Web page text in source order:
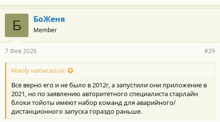
Б БоЖеня
Member
7 Фев 2026 #29
Marily написал(а):
Все верно его и не было в 2012г, а запустили они приложение в
2021, но по заявлению авторитетного специалиста старлайн
блоки тойоты имеют набор команд для аварийного/
дистанционного запуска гораздо раньше.